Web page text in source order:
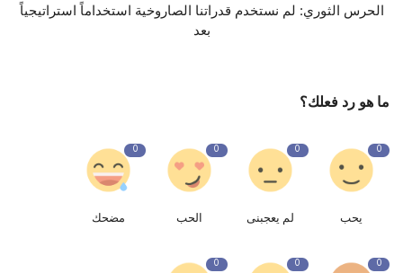
الحرس الثوري: لم نستخدم قدراتنا الصاروخية استخداماً استراتيجياً
بعد
ما هو رد فعلك؟
0
يحب
0
لم يعجبنى
0
الحب
0
مضحك
0
0
0